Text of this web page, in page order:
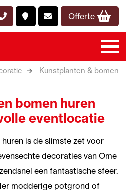
Offerte
Kunstplanten & bomen
bomen huren
eventlocatie
is de slimste zet voor
decoraties van Ome
een fantastische sfeer.
modderige potgrond of